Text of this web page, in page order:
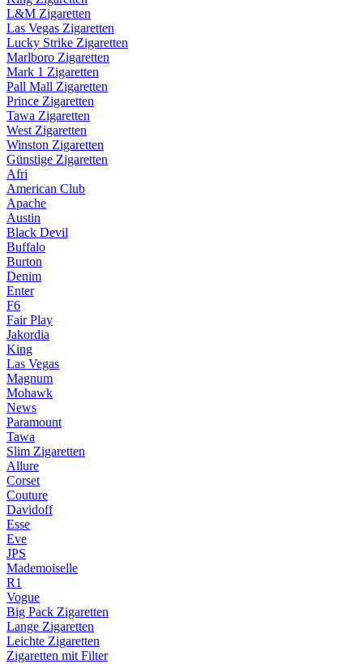
L&M Zigaretten
Las Vegas Zigaretten
Lucky Strike Zigaretten
Marlboro Zigaretten
Mark 1 Zigaretten
Pall Mall Zigaretten
Prince Zigaretten
Tawa Zigaretten
West Zigaretten
Winston Zigaretten
Günstige Zigaretten
Afri
American Club
Apache
Austin
Black Devil
Buffalo
Burton
Denim
Enter
F6
Fair Play
Jakordia
King
Las Vegas
Magnum
Mohawk
News
Paramount
Tawa
Slim Zigaretten
Allure
Corset
Couture
Davidoff
Esse
Eve
JPS
Mademoiselle
R1
Vogue
Big Pack Zigaretten
Lange Zigaretten
Leichte Zigaretten
Zigaretten mit Filter